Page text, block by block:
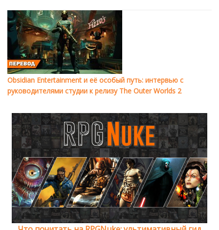
Obsidian Entertainment и её особый путь: интервью с
руководителями студии к релизу The Outer Worlds 2